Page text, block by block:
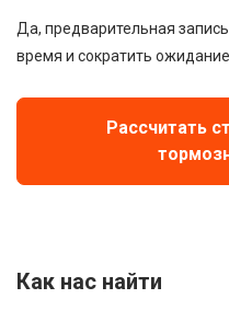
Да, предварительная
время и сократить ожидание
Рассчитать
Как нас найти